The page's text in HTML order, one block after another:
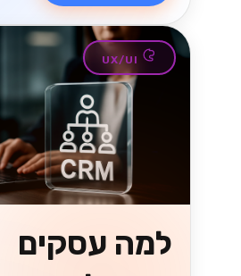
Lynxbe Team
8 ביולי 2026
קרא עוד